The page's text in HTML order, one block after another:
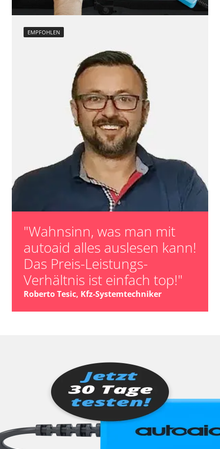
Verfügbarkeit abhängig von Modell, Motorisierung, Ausstattung
und Konfiguration
EMPFOHLEN
"Wahnsinn, was man mit
autoaid alles auslesen kann!
Das Preis-Leistungs-
Verhältnis ist einfach top!"
Roberto Tesic, Kfz-Systemtechniker